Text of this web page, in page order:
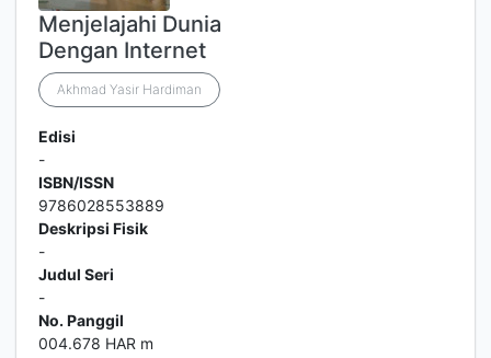
Menjelajahi Dunia
Dengan Internet
Akhmad Yasir Hardiman
Edisi
-
ISBN/ISSN
9786028553889
Deskripsi Fisik
-
Judul Seri
-
No. Panggil
004.678 HAR m